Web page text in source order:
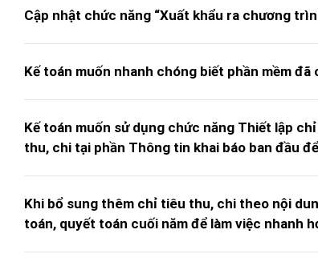
Cập nhật chức năng “Xuất khẩu ra chương
Kế toán muốn nhanh chóng biết phần mềm
Kế toán muốn sử dụng chức năng Thiết lập
thu, chi tại phần Thông tin khai báo ban đầu
Khi bổ sung thêm chỉ tiêu thu, chi theo nội
toán, quyết toán cuối năm để làm việc nhanh